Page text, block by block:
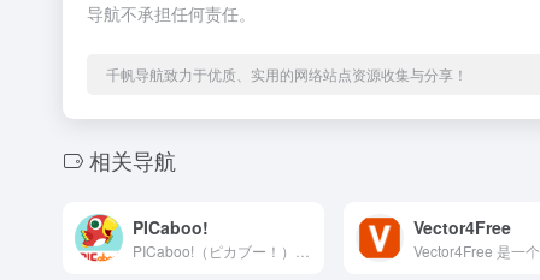
导航不承担任何责任。
千帆导航致力于优质、实用的网络站点资源收集与分享！
相关导航
PICaboo! Vector4Free